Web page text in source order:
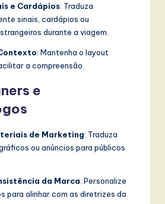
e Cardápios: Traduza
sinais, cardápios ou
durante a viagem.
: Mantenha o layout
a compreensão.
e
de Marketing: Traduza
ou anúncios para públicos
da Marca: Personalize
para alinhar com as diretrizes da